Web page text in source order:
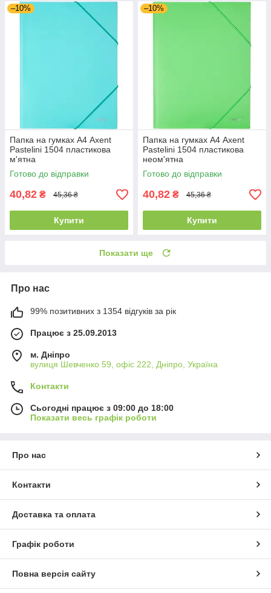
–10%
Папка на гумках А4 Axent
Pastelini 1504 пластикова
м'ятна
Готово до відправки
40,82 ₴ 45,36 ₴
Купити
–10%
Папка на гумках А4 Axent
Pastelini 1504 пластикова
неом'ятна
Готово до відправки
40,82 ₴ 45,36 ₴
Купити
Показати ще
Про нас
99% позитивних з 1354 відгуків за рік
Працює з 25.09.2013
м. Дніпро
вулиця Шевченко 59, офіс 222, Дніпро, Україна
Контакти
Сьогодні працює з 09:00 до 18:00
Показати весь графік роботи
Про нас
Контакти
Доставка та оплата
Графік роботи
Повна версія сайту